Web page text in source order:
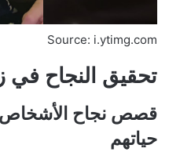
Source: i.ytimg.com
تحقيق النجاح في
قصص نجاح الأشخاص
حياتهم